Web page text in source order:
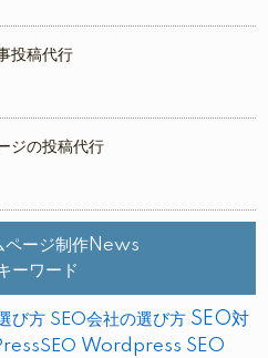
投稿代行
ジの投稿代行
ページ制作News
ーワード
び方 SEO会社の選び方 SEO対
Wordpress SEO